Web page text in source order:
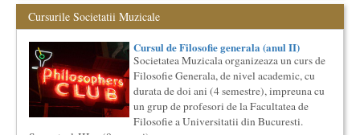
Cursul de Sociologie
Societatea Muzicala organizeaza un curs de Sociologie, in
parteneriat cu Facultatea de Sociologie si Asistenta Sociala a
Univ...
Cursul de Filosofie generala (anul I)
Societatea Muzicala organizeaza un curs de Filosofie
Generala, de nivel academic, cu durata de doi ani (4 semestre),
impreuna...
Cursurile Societatii Muzicale
Cursul de Filosofie generala (anul II)
Societatea Muzicala organizeaza un curs de
Filosofie Generala, de nivel academic, cu
durata de doi ani (4 semestre), impreuna cu
un grup de profesori de la Facultatea de
Filosofie a Universitatii din Bucuresti.